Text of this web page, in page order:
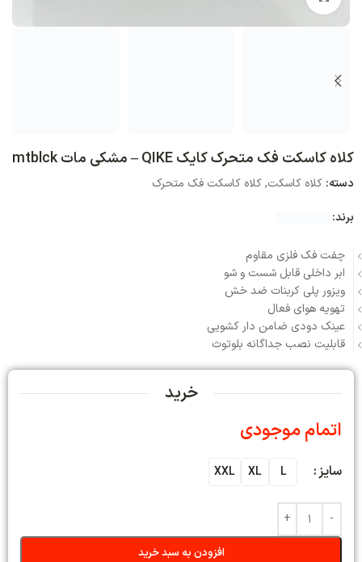
کلاه کاسکت فک متحرک کایک QIKE – مشکی مات mtblck
دسته: کلاه کاسکت,کلاه کاسکت فک متحرک
برند:
چفت فک فلزی مقاوم
ابر داخلی قابل شست و شو
ویزور پلی کربنات ضد خش
تهویه هوای فعال
عینک دودی ضامن دار کشویی
قابلیت نصب جداگانه بلوتوث
خرید
اتمام موجودی
سایز L
XL
XXL
افزودن به سبد خرید